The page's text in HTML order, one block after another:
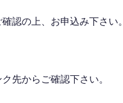
認の上、お申込み下さい。
先からご確認下さい。